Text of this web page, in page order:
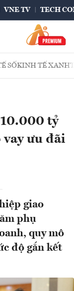
VNE TV TECH
SỐKINH TẾ XANH
tỷ
vay ưu đãi
giao
phụ
quy mô
độ gắn kết